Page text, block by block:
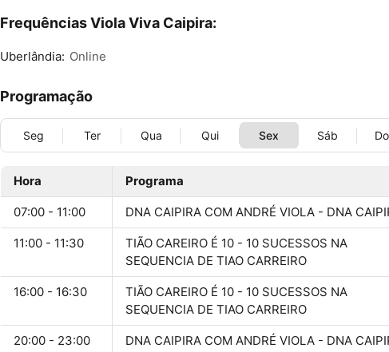
Frequências Viola Viva Caipira:
Uberlândia: Online
Programação
Seg Ter Qua Qui Sex Sáb
Hora Programa
07:00 - 11:00 DNA CAIPIRA COM ANDRÉ VIOLA - DNA
11:00 - 11:30
TIÃO CAREIRO É 10 - 10 SUCESSOS NA
SEQUENCIA DE TIAO CARREIRO
16:00 - 16:30
TIÃO CAREIRO É 10 - 10 SUCESSOS NA
SEQUENCIA DE TIAO CARREIRO
20:00 - 23:00 DNA CAIPIRA COM ANDRÉ VIOLA - DNA